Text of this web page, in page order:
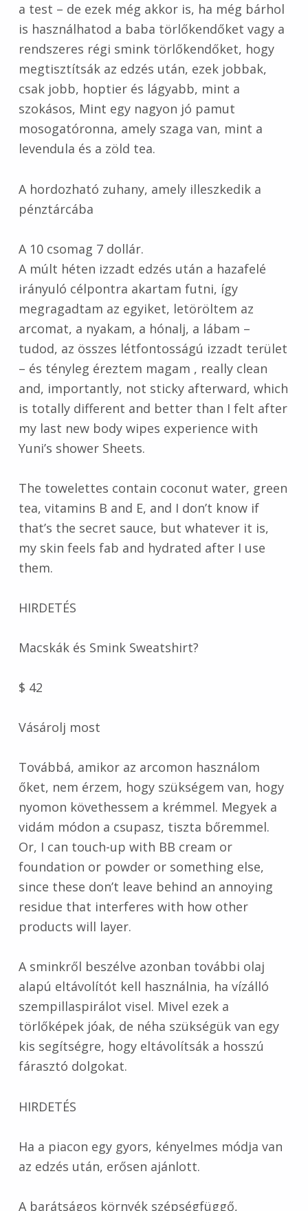
a test – de ezek még akkor is, ha még bárhol
is használhatod a baba törlőkendőket vagy a
rendszeres régi smink törlőkendőket, hogy
megtisztítsák az edzés után, ezek jobbak,
csak jobb, hoptier és lágyabb, mint a
szokásos, Mint egy nagyon jó pamut
mosogatóronna, amely szaga van, mint a
levendula és a zöld tea.
A hordozható zuhany, amely illeszkedik a
pénztárcába
A 10 csomag 7 dollár.
A múlt héten izzadt edzés után a hazafelé
irányuló célpontra akartam futni, így
megragadtam az egyiket, letöröltem az
arcomat, a nyakam, a hónalj, a lábam –
tudod, az összes létfontosságú izzadt terület
– és tényleg éreztem magam , really clean
and, importantly, not sticky afterward, which
is totally different and better than I felt after
my last new body wipes experience with
Yuni’s shower Sheets.
The towelettes contain coconut water, green
tea, vitamins B and E, and I don’t know if
that’s the secret sauce, but whatever it is,
my skin feels fab and hydrated after I use
them.
HIRDETÉS
Macskák és Smink Sweatshirt?
$ 42
Vásárolj most
Továbbá, amikor az arcomon használom
őket, nem érzem, hogy szükségem van, hogy
nyomon követhessem a krémmel. Megyek a
vidám módon a csupasz, tiszta bőremmel.
Or, I can touch-up with BB cream or
foundation or powder or something else,
since these don’t leave behind an annoying
residue that interferes with how other
products will layer.
A sminkről beszélve azonban további olaj
alapú eltávolítót kell használnia, ha vízálló
szempillaspirálot visel. Mivel ezek a
törlőképek jóak, de néha szükségük van egy
kis segítségre, hogy eltávolítsák a hosszú
fárasztó dolgokat.
HIRDETÉS
Ha a piacon egy gyors, kényelmes módja van
az edzés után, erősen ajánlott.
A barátságos környék szépségfüggő,